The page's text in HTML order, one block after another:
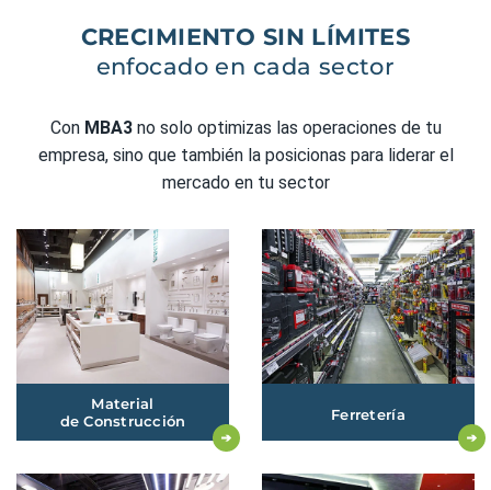
CRECIMIENTO SIN LÍMITES
enfocado en cada sector
Con MBA3no solo optimizas las operaciones de tu
empresa, sino que también la posicionas para liderar el
mercado en tu sector
Material
dE Construcción Ferretería